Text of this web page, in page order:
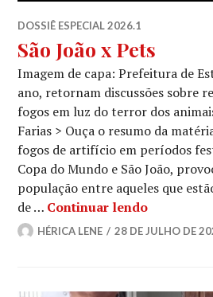
DOSSIÊ ESPECIAL 2026.1
São João x Pets
Imagem de capa: Prefeitura de
ano, retornam discussões sobre
fogos em luz do terror dos
Farias > Ouça o resumo da
fogos de artifício em períodos
Copa do Mundo e São João,
população entre aqueles que
de … Continuar lendoSão João x
HÉRICA LENE 28 DE JULHO DE